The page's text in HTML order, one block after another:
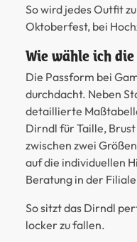
So wird jedes Outfit
Oktoberfest, bei
Wie wähle ich
Die Passform bei
durchdacht. Neben
detaillierte
Dirndl für Taille,
zwischen zwei
auf die individuellen
Beratung in der
So sitzt das Dirndl
locker zu fallen.